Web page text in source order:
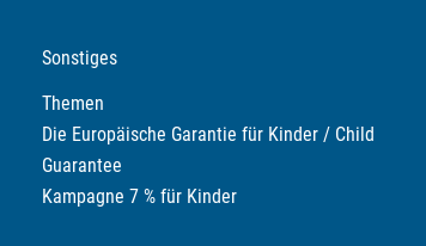
Sonstiges
Themen
Die Europäische Garantie für Kinder / Child
Guarantee
Kampagne 7 % für Kinder